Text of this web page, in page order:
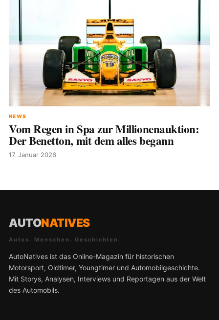
NEWS
Vom Regen in Spa zur Millionenauktion:
Der Benetton, mit dem alles begann
17. Januar 2026
AUTONATIVES
Autos. Menschen. Geschichten.
AutoNatives ist das Online-Magazin für historischen
Motorsport, Oldtimer, Youngtimer und Automobilgeschichte.
Mit Storys, Analysen, Interviews und Reportagen aus der Welt
des Automobils.